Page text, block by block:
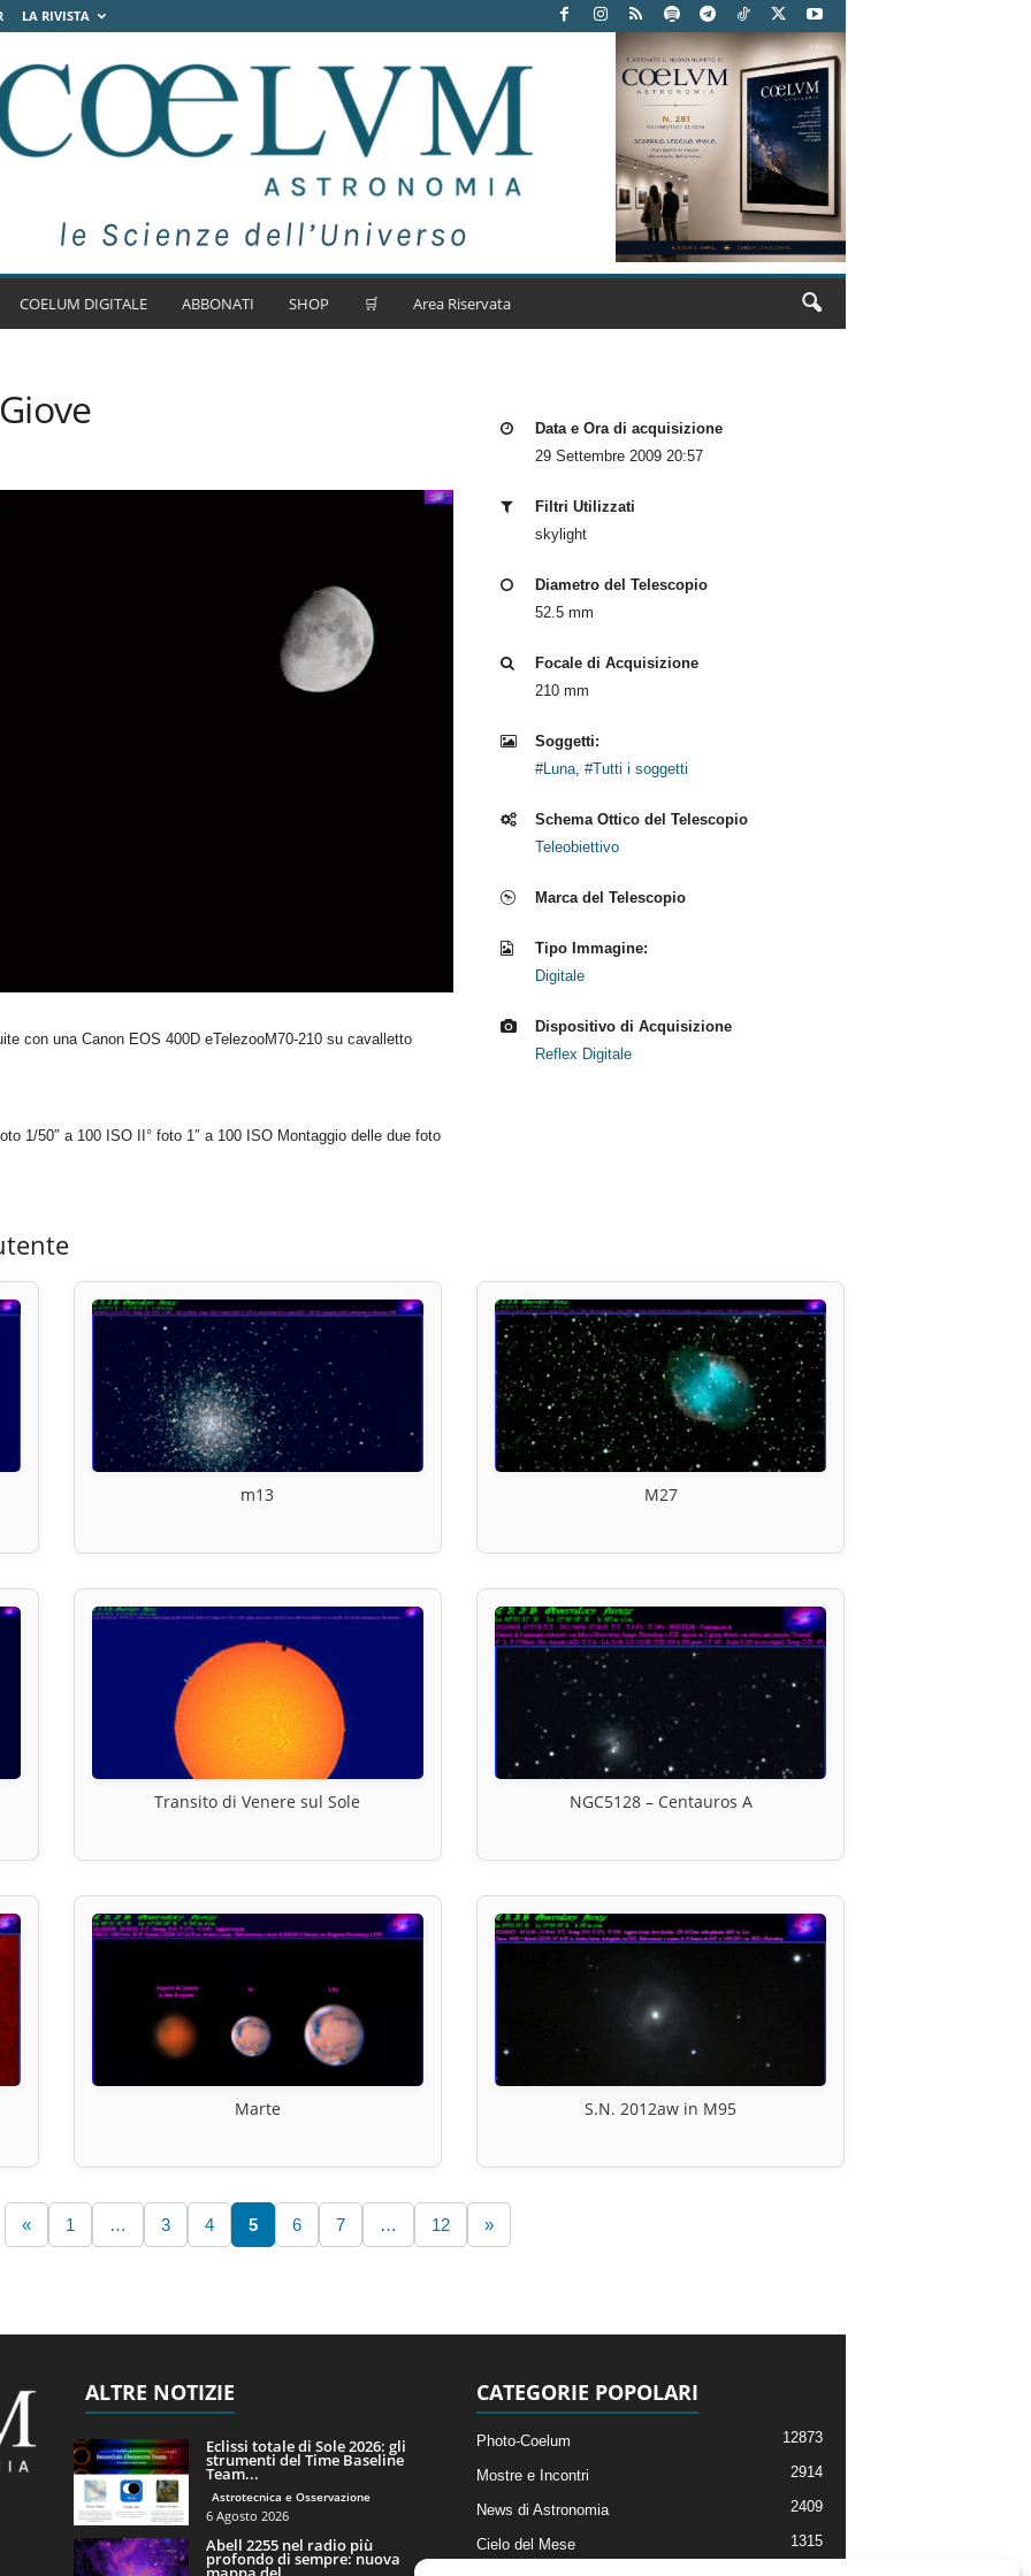
LA RIVISTA
COELUM DIGITALE ABBONATI SHOP 🛒 Area Riservata
con una Canon EOS 400D eTelezooM70-210 su cavalletto
1/50″ a 100 ISO II° foto 1″ a 100 ISO Montaggio delle due foto
Data e Ora di acquisizione
29 Settembre 2009 20:57
Filtri Utilizzati
skylight
Diametro del Telescopio
52.5 mm
Focale di Acquisizione
210 mm
Soggetti:
#Luna, #Tutti i soggetti
Schema Ottico del Telescopio
Teleobiettivo
Marca del Telescopio
Tipo Immagine:
Digitale
Dispositivo di Acquisizione
Reflex Digitale
m13 M27
Transito di Venere sul Sole NGC5128 – Centauros A
Marte S.N. 2012aw in M95
« 1 … 3 4 5 6 7 … 12 »
ALTRE NOTIZIE
Eclissi totale di Sole 2026: gli
strumenti del Time Baseline
Team...
Astrotecnica e Osservazione
6 Agosto 2026
Abell 2255 nel radio più
profondo di sempre: nuova
CATEGORIE POPOLARI
Photo-Coelum 12873
Mostre e Incontri 2914
News di Astronomia 2409
Cielo del Mese 1315